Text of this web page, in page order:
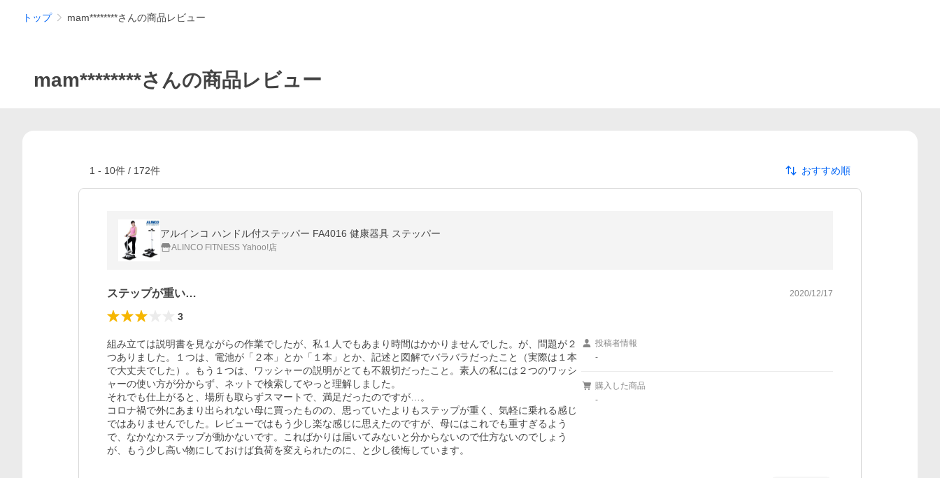
トップ mam********さんの商品レビュー
mam********さんの商品レビュー
1 - 10件 / 172件 おすすめ順
アルインコ ハンドル付ステッパー FA4016 健康器具 ステッパー
ALINCO FITNESS Yahoo!店
ステップが重い… 2020/12/17
3
組み立ては説明書を見ながらの作業でしたが、私１人でもあまり時間はかかりませんでした。が、問題が２
つありました。１つは、電池が「２本」とか「１本」とか、記述と図解でバラバラだったこと（実際は１本
で大丈夫でした）。もう１つは、ワッシャーの説明がとても不親切だったこと。素人の私には２つのワッシ
ャーの使い方が分からず、ネットで検索してやっと理解しました。
それでも仕上がると、場所も取らずスマートで、満足だったのですが…。
コロナ禍で外にあまり出られない母に買ったものの、思っていたよりもステップが重く、気軽に乗れる感じ
ではありませんでした。レビューではもう少し楽な感じに思えたのですが、母にはこれでも重すぎるよう
で、なかなかステップが動かないです。こればかりは届いてみないと分からないので仕方ないのでしょう
が、もう少し高い物にしておけば負荷を変えられたのに、と少し後悔しています。
投稿者情報
-
購入した商品
-